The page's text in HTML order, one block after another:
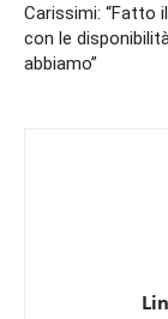
Carissimi: “Fatto
con le
abbiamo”